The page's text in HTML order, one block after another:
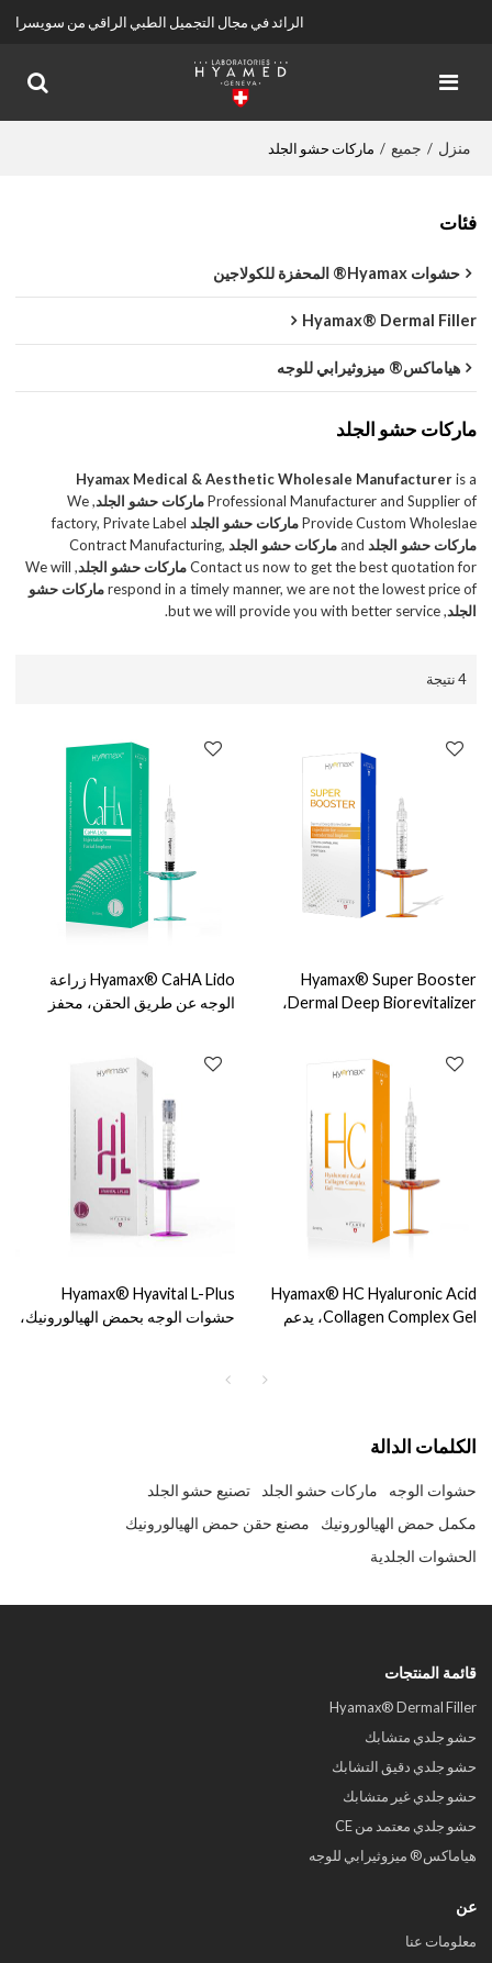
الرائد في مجال التجميل الطبي الراقي من سويسرا
منزل / جميع / ماركات حشو الجلد
فئات
حشوات Hyamax® المحفزة للكولاجين
Hyamax® Dermal Filler
هياماكس® ميزوثيرابي للوجه
ماركات حشو الجلد
Hyamax Medical & Aesthetic Wholesale Manufactureris a
Professional Manufacturer and Supplier of ماركات حشو الجلد , We
Provide Custom Wholeslae ماركات حشو الجلد
ماركات حشو الجلد
ماركات حشو الجلد Contract Manufacturing,
Contact us now to get the best quotation for ماركات حشو الجلد , We will
respond in a timely manner, we are not the lowest price of ماركات حشو
الجلد, but we will provide you with better service.
4 نتيجة
Hyamax® Super Booster
Dermal Deep Biorevitalizer،
Hyamax® CaHA Lido زراعة
الوجه عن طريق الحقن، محفز
Hyamax® HC Hyaluronic Acid
Collagen Complex Gel، يدعم
Hyamax® Hyavital L-Plus
حشوات الوجه بحمض الهيالورونيك،
والتخصيص
الكلمات الدالة
حشوات الوجه ماركات حشو الجلد
تصنيع حشو الجلد
مكمل حمض الهيالورونيك
مصنع حقن حمض الهيالورونيك
الحشوات الجلدية
قائمة المنتجات
Hyamax® Dermal Filler
حشو جلدي متشابك
حشو جلدي دقيق التشابك
حشو جلدي غير متشابك
حشو جلدي معتمد من CE
هياماكس® ميزوثيرابي للوجه
عن
معلومات عنا